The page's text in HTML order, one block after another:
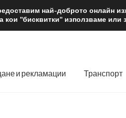
лв.
и рекламации Транспорт
най-доброто онлайн
"бисквитки" използваме или